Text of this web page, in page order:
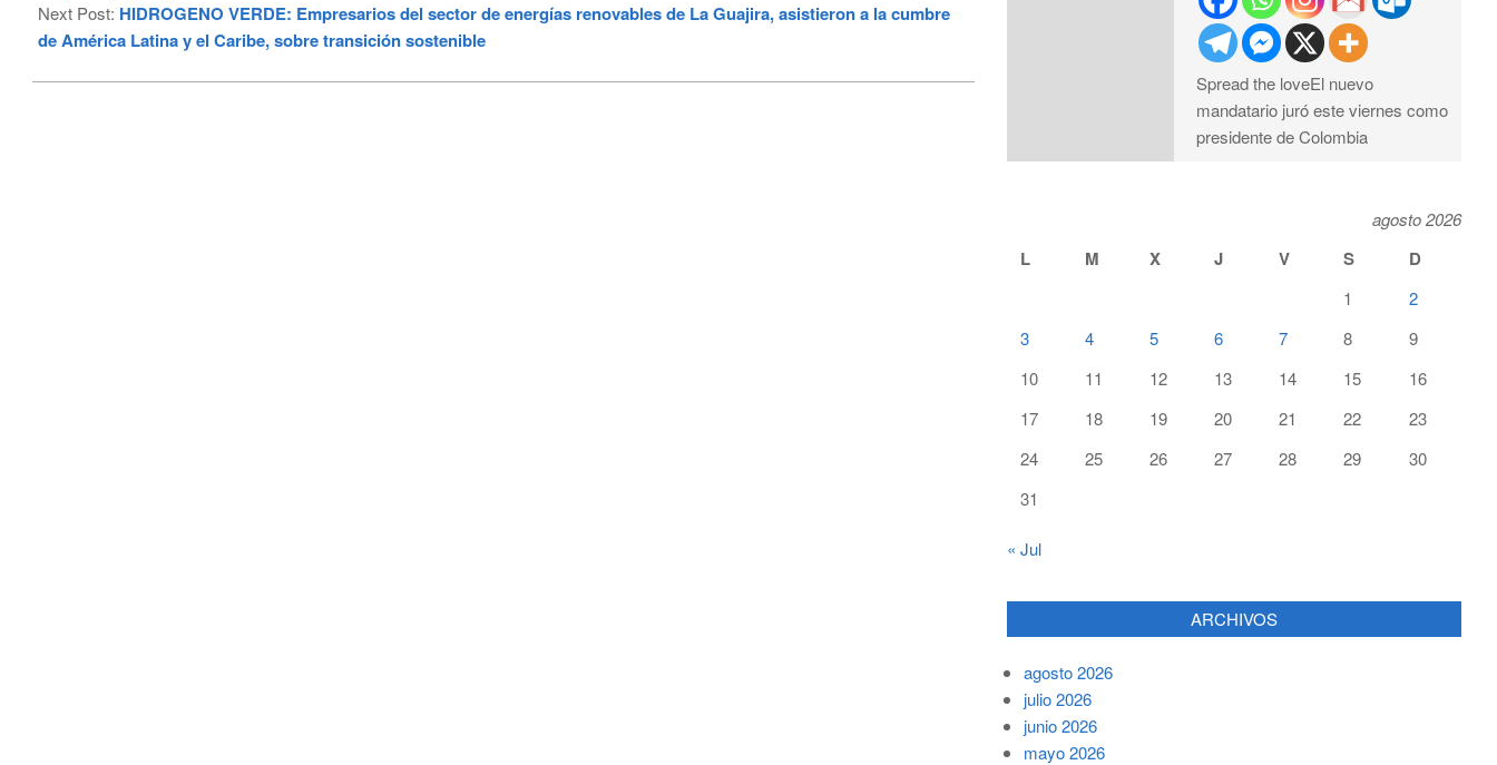
Next Post: HIDROGENO VERDE: Empresarios del sector de energías renovables de La Guajira, asistieron a la cumbre
de América Latina y el Caribe, sobre transición sostenible
Spread the loveEl nuevo
mandatario juró este viernes como
presidente de Colombia
agosto 2026
L M X J V S D
1
2
3
4 5 6 7 8
9
10
11 12 13 14 15
16
17
18 19 20 21 22
23
24
25 26 27 28 29
30
31
« Jul
ARCHIVOS
agosto 2026
julio 2026
junio 2026
mayo 2026